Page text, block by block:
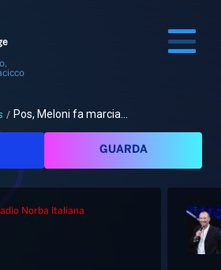
Cerca
/ Pos, Meloni fa marcia...
GUARDA
Norba Italiana